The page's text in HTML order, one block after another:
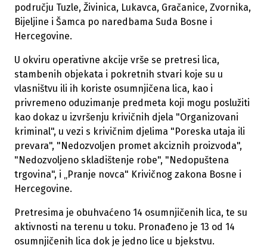
području Tuzle, Živinica, Lukavca, Gračanice, Zvornika,
Bijeljine i Šamca po naredbama Suda Bosne i
Hercegovine.
U okviru operativne akcije vrše se pretresi lica,
stambenih objekata i pokretnih stvari koje su u
vlasništvu ili ih koriste osumnjičena lica, kao i
privremeno oduzimanje predmeta koji mogu poslužiti
kao dokaz u izvršenju krivičnih djela "Organizovani
kriminal", u vezi s krivičnim djelima "Poreska utaja ili
prevara", "Nedozvoljen promet akciznih proizvoda",
"Nedozvoljeno skladištenje robe", "Nedopuštena
trgovina", i „Pranje novca" Krivičnog zakona Bosne i
Hercegovine.
Pretresima je obuhvaćeno 14 osumnjičenih lica, te su
aktivnosti na terenu u toku. Pronađeno je 13 od 14
osumnjičenih lica dok je jedno lice u bjekstvu.